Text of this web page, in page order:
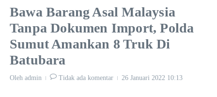
Bawa Barang Asal Malaysia
Tanpa Dokumen Import, Polda
Sumut Amankan 8 Truk Di
Batubara
Oleh admin Tidak ada komentar 26 Januari 2022 10:13